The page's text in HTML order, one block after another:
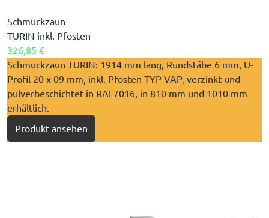
Schmuckzaun
TURIN inkl. Pfosten
326,85 €
Schmuckzaun TURIN: 1914 mm lang, Rundstäbe 6 mm, U-
Profil 20 x 09 mm, inkl. Pfosten TYP VAP, verzinkt und
pulverbeschichtet in RAL7016, in 810 mm und 1010 mm
erhältlich.
Produkt ansehen